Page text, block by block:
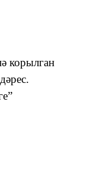
корылган